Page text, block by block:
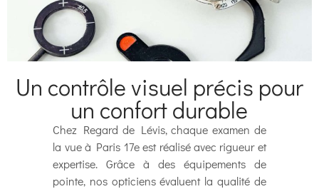
Un contrôle visuel précis pour
un confort durable
Chez Regard de Lévis, chaque examen de
la vue à Paris 17e est réalisé avec rigueur et
expertise. Grâce à des équipements de
pointe, nos opticiens évaluent la qualité de